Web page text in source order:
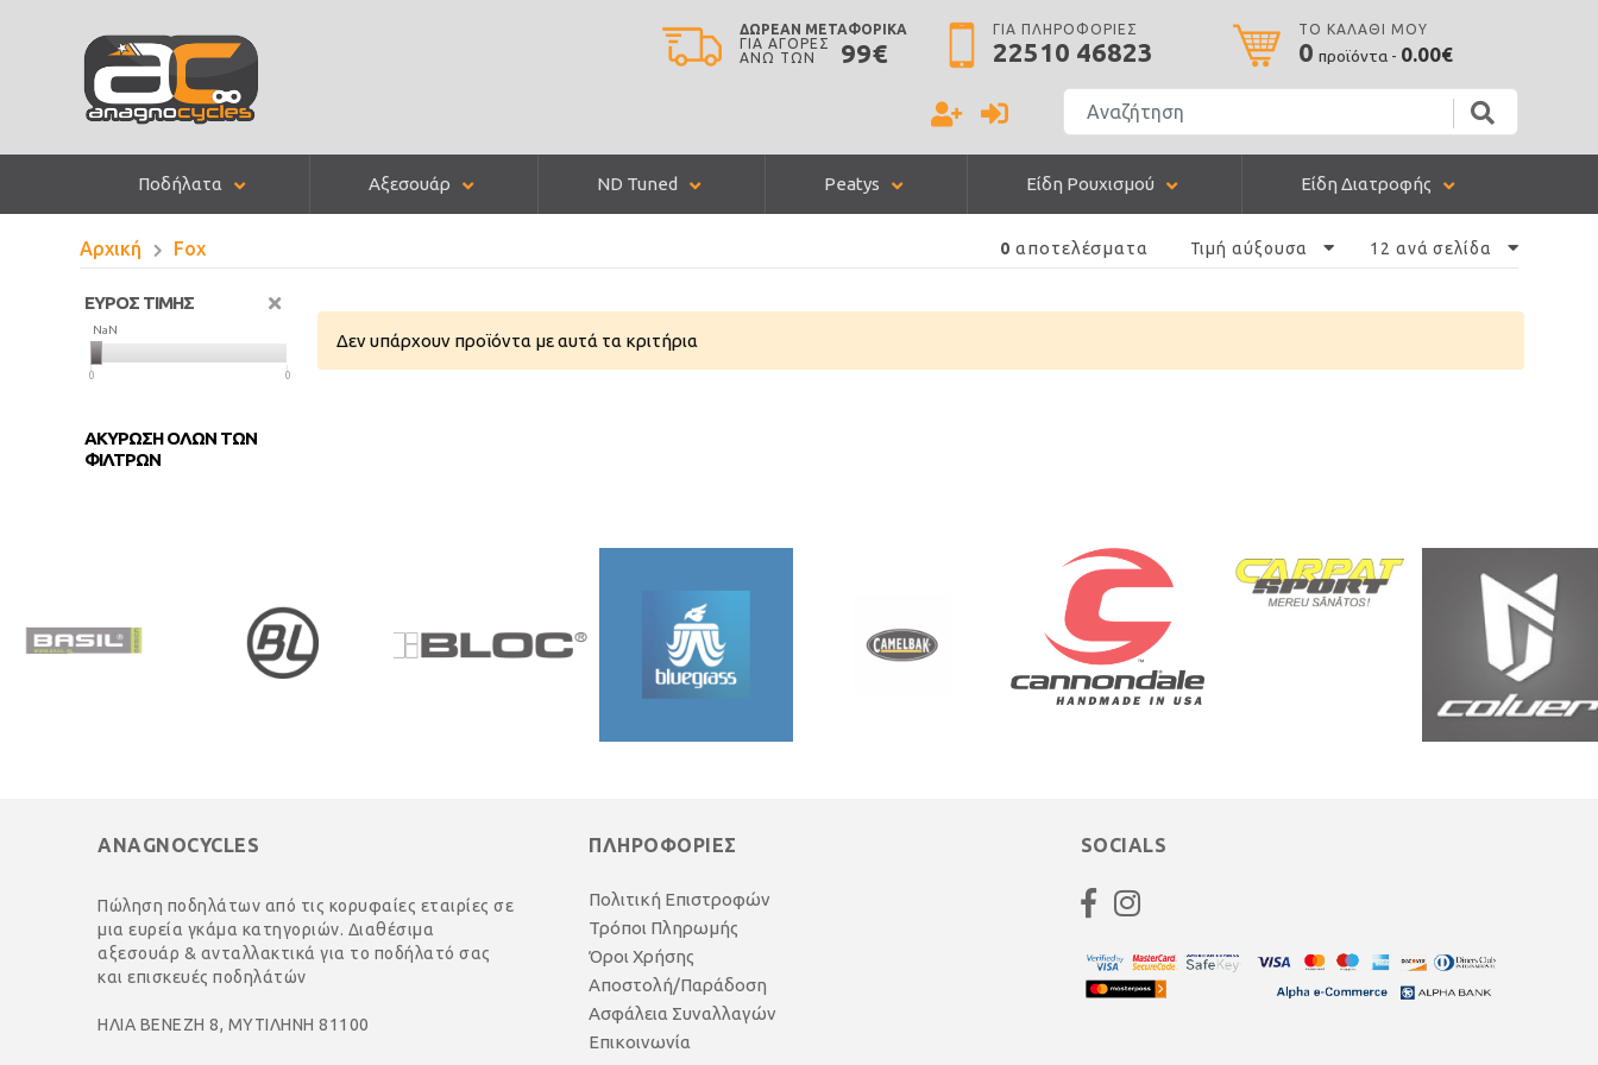
ΤΟ ΚΑΛΑΘΙ ΜΟΥ
0 προϊόντα - 0.00€
ΓΙΑ ΠΛΗΡΟΦΟΡΙΕΣ
22510 46823
ΔΩΡΕΑΝ ΜΕΤΑΦΟΡΙΚΑ
ΓΙΑ ΑΓΟΡΕΣ
ΑΝΩ ΤΩΝ
99€
Ποδήλατα Αξεσουάρ ND Tuned Peatys Είδη Ρουχισμού Είδη Διατροφής
Αρχική Fox 0 αποτελέσματα Τιμή αύξουσα 12 ανά σελίδα
ΕΥΡΟΣ ΤΙΜΗΣ
NaN
NaN
0 0
ΑΚΥΡΩΣΗ ΟΛΩΝ ΤΩΝ
ΦΙΛΤΡΩΝ
Δεν υπάρχουν προϊόντα με αυτά τα κριτήρια
ANAGNOCYCLES
Πώληση ποδηλάτων από τις κορυφαίες εταιρίες σε
μια ευρεία γκάμα κατηγοριών. Διαθέσιμα
αξεσουάρ & ανταλλακτικά για το ποδήλατό σας
και επισκευές ποδηλάτών
ΗΛΙΑ ΒΕΝΕΖΗ 8, ΜΥΤΙΛΗΝΗ 81100
ΠΛΗΡΟΦΟΡΙΕΣ
Πολιτική Επιστροφών
Τρόποι Πληρωμής
Όροι Χρήσης
Αποστολή/Παράδοση
Ασφάλεια Συναλλαγών
Επικοινωνία
SOCIALS